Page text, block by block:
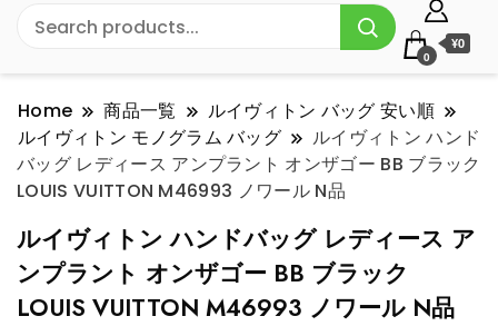
0
¥0
Home 商品一覧
ルイヴィトン バッグ 安い順
ルイヴィトン モノグラム バッグ
ルイヴィトン ハンド
バッグ レディース アンプラント オンザゴー BB ブラック
LOUIS VUITTON M46993 ノワール N品
ルイヴィトン ハンドバッグ レディース ア
ンプラント オンザゴー BB ブラック
LOUIS VUITTON M46993 ノワール N品